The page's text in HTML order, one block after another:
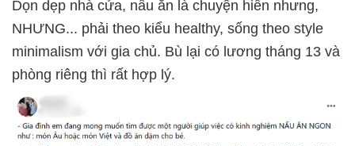
Dọn dẹp nhà cửa, nấu ăn là chuyện hiển nhưng,
NHƯNG... phải theo kiểu healthy, sống theo style
minimalism với gia chủ. Bù lại có lương tháng 13 và
phòng riêng thì rất hợp lý.